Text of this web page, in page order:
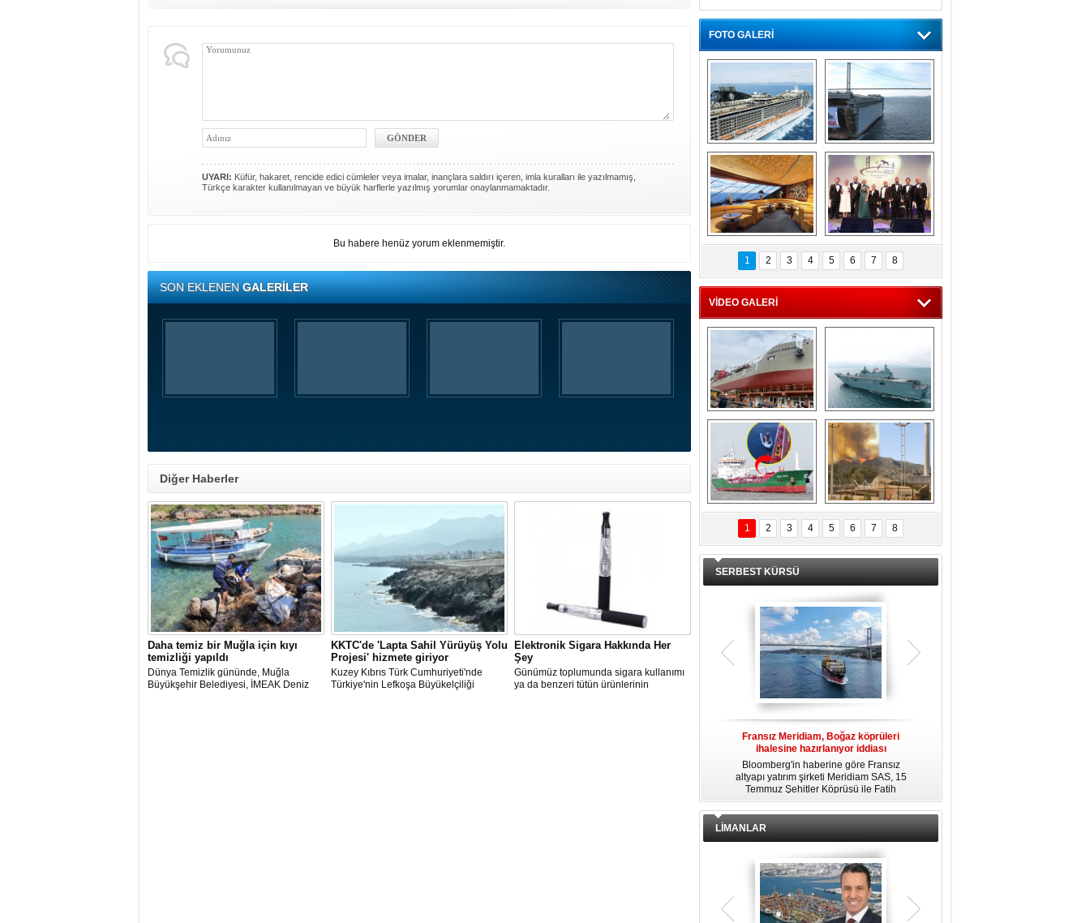
UYARI: Küfür, hakaret, rencide edici cümleler veya imalar, inançlara saldırı içeren, imla kuralları ile yazılmamış,
Türkçe karakter kullanılmayan ve büyük harflerle yazılmış yorumlar onaylanmamaktadır.
Bu habere henüz yorum eklenmemiştir.
SON EKLENENGALERİLER
Diğer Haberler
Daha temiz bir Muğla için kıyı
temizliği yapıldı
Dünya Temizlik gününde, Muğla
Büyükşehir Belediyesi, İMEAK Deniz
KKTC'de 'Lapta Sahil Yürüyüş Yolu
Projesi' hizmete giriyor
Kuzey Kıbrıs Türk Cumhuriyeti'nde
Türkiye'nin Lefkoşa Büyükelçiliği
Elektronik Sigara Hakkında Her
Şey
Günümüz toplumunda sigara kullanımı
ya da benzeri tütün ürünlerinin
FOTO GALERİ
“Gemi içinde gemi”
konsepti ile MSC
Splendida
Dünyada tek!
Denizaltı yüzer
havuzu intikal
seyrine başladı
MSC'den 55 milyon
euroluk turizm geliri
müjdesi
5. Bosphorus Ship
Brokers Dinner,
İstanbul’da yapıldı
1 2 3 4 5 6 7 8
VİDEO GALERİ
Çeksan Tersanesi,
Başaran Bayrak
tankerini suya
indirdi
TCG Anadolu,
tersane teknik
seyrini tamamladı
Göçmenlerin
imdadına Türk
sahipli MINA DENIZ
yetişti
Milas’taki yangın
yeniden termik
santrallere doğru
ilerliyor
1 2 3 4 5 6 7 8
SERBEST KÜRSÜ
Fransız Meridiam, Boğaz köprüleri
ihalesine hazırlanıyor iddiası
Bloomberg'in haberine göre Fransız
altyapı yatırım şirketi Meridiam SAS, 15
Temmuz Şehitler Köprüsü ile Fatih
Sultan Mehmet Köprüsü'nün
özelleştirilmesine yönelik ihaleyle
zamanda kendi yat limanı, helikopter
pisti ve seçkin villaları da içeren koca
LİMANLAR